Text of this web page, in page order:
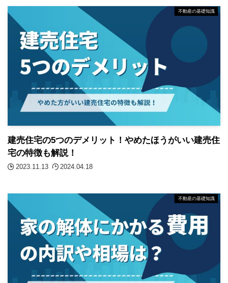
不動産の基礎知識
建売住宅の5つのデメリット！やめたほうがいい建売住
宅の特徴も解説！
2023.11.13 2024.04.18
不動産の基礎知識